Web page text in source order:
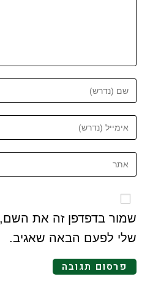
שמור בדפדפן זה את השם,
שלי לפעם הבאה שאגיב.